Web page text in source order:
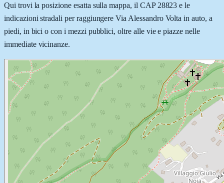
Qui trovi la posizione esatta sulla mappa, il CAP 28823 e le
indicazioni stradali per raggiungere Via Alessandro Volta in auto, a
piedi, in bici o con i mezzi pubblici, oltre alle vie e piazze nelle
immediate vicinanze.